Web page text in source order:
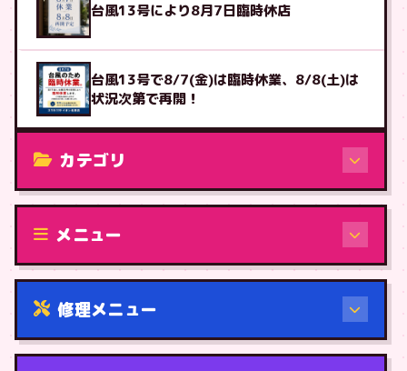
台風13号により8月7日臨時休店
台風13号で8/7(金)は臨時休業、8/8(土)は
状況次第で再開！
カテゴリ
修理（機種から）
メニュー
修理メニュー
機種から